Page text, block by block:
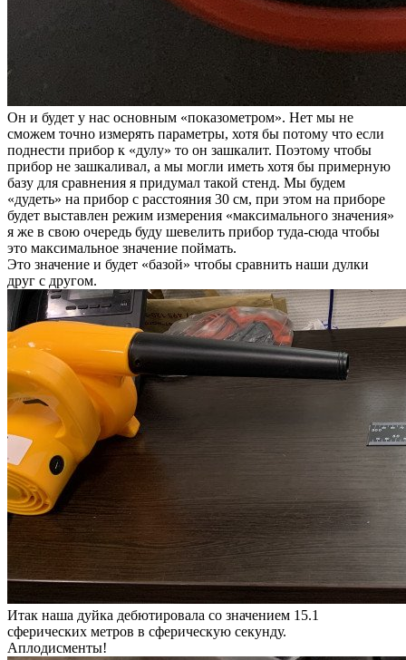
Он и будет у нас основным «показометром». Нет мы не
сможем точно измерять параметры, хотя бы потому что если
поднести прибор к «дулу» то он зашкалит. Поэтому чтобы
прибор не зашкаливал, а мы могли иметь хотя бы примерную
базу для сравнения я придумал такой стенд. Мы будем
«дудеть» на прибор с расстояния 30 см, при этом на приборе
будет выставлен режим измерения «максимального значения»
я же в свою очередь буду шевелить прибор туда-сюда чтобы
это максимальное значение поймать.
Это значение и будет «базой» чтобы сравнить наши дулки
друг с другом.
Итак наша дуйка дебютировала со значением 15.1
сферических метров в сферическую секунду.
Аплодисменты!